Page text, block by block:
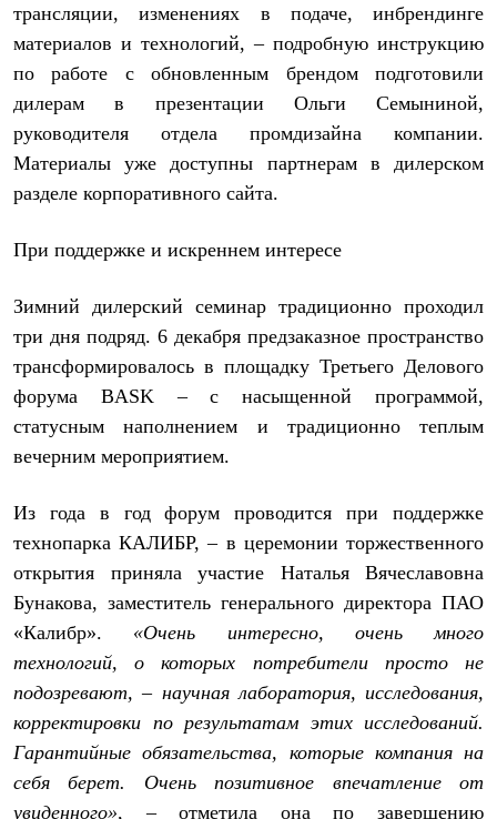
Лёгкая одежда
Футболки
Толстовки
Брюки
Софтшелл одежда
Куртки
Куртки
Брюки
Термобелье
Снаряжение
Палатки и тенты
Палатки
Тенты
Аксессуары для палаток
Рюкзаки
Экспедиционные
Альпинистские
Аксессуары для рюкзаков
Пуховые
Комбинированные
С синтетическим утеплителем
Аксессуары для спальников
Сумки и баулы
Баулы
Сумки
Гермомешки
Полезные аксессуары
Книги
Еда
Коврики
трансляции, изменениях в подаче, инбрендинге
материалов и технологий, – подробную инструкцию
по работе с обновленным брендом подготовили
дилерам в презентации Ольги Семыниной,
руководителя отдела промдизайна компании.
Материалы уже доступны партнерам в дилерском
разделе корпоративного сайта.
При поддержке и искреннем интересе
Зимний дилерский семинар традиционно проходил
три дня подряд. 6 декабря предзаказное пространство
трансформировалось в площадку Третьего Делового
форума BASK – с насыщенной программой,
статусным наполнением и традиционно теплым
вечерним мероприятием.
Из года в год форум проводится при поддержке
технопарка КАЛИБР, – в церемонии торжественного
открытия приняла участие Наталья Вячеславовна
Бунакова, заместитель генерального директора ПАО
«Калибр». «Очень интересно, очень много
технологий, о которых потребители просто не
подозревают, – научная лаборатория, исследования,
корректировки по результатам этих исследований.
Гарантийные обязательства, которые компания на
себя берет. Очень позитивное впечатление от
увиденного», – отметила она по завершению